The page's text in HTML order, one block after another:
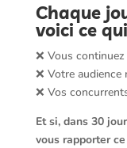
Chaque
voici ce
❌ Vous
❌ Votre audience
❌ Vos
Et si, dans 30
vous rapporter